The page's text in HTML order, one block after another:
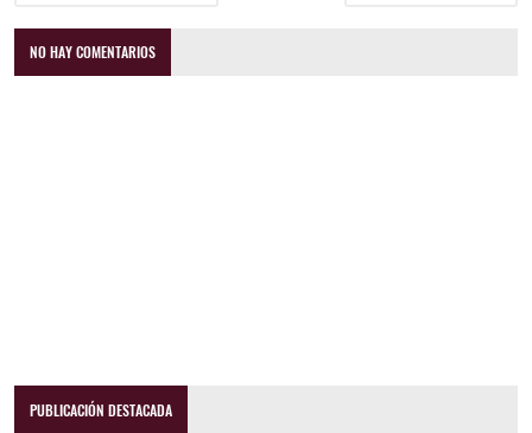
NO HAY COMENTARIOS
PUBLICACIÓN DESTACADA